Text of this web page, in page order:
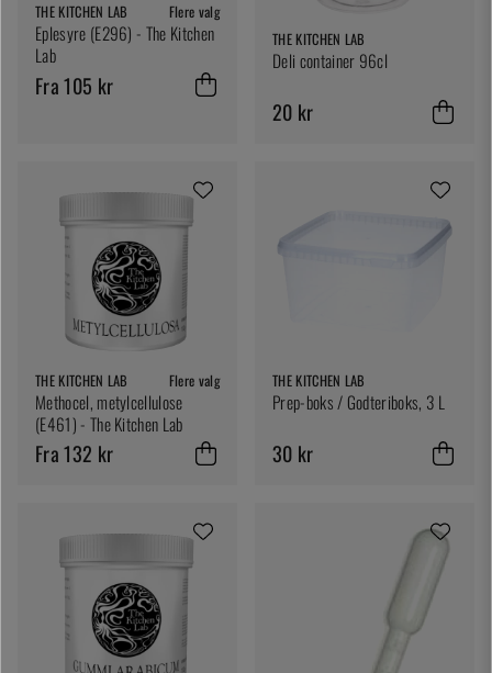
THE KITCHEN LAB Flere valg
Eplesyre (E296) - The Kitchen
Lab
Fra 105 kr
THE KITCHEN LAB
Deli container 96cl
20 kr
THE KITCHEN LAB Flere valg
Methocel, metylcellulose
(E461) - The Kitchen Lab
Fra 132 kr
THE KITCHEN LAB
Prep-boks / Godteriboks, 3 L
30 kr